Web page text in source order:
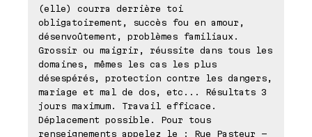
(elle) courra derrière toi
obligatoirement, succès fou en amour,
désenvoûtement, problèmes familiaux.
Grossir ou maigrir, réussite dans tous les
domaines, mêmes les cas les plus
désespérés, protection contre les dangers,
mariage et mal de dos, etc... Résultats 3
jours maximum. Travail efficace.
Déplacement possible. Pour tous
renseignements appelez le : Rue Pasteur -